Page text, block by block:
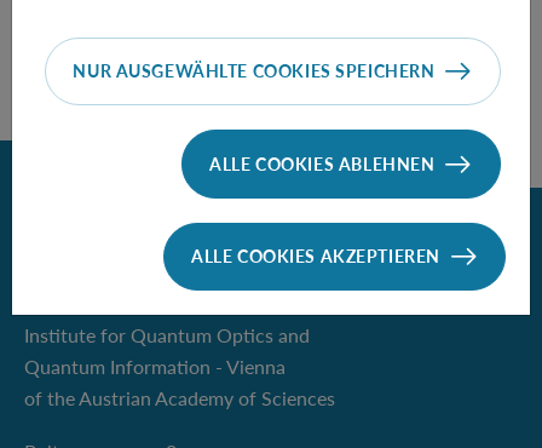
Institute for Quantum Optics and
Quantum Information - Vienna
of the Austrian Academy of Sciences
NUR AUSGEWÄHLTE COOKIES SPEICHERN
ALLE COOKIES ABLEHNEN
ALLE COOKIES AKZEPTIEREN